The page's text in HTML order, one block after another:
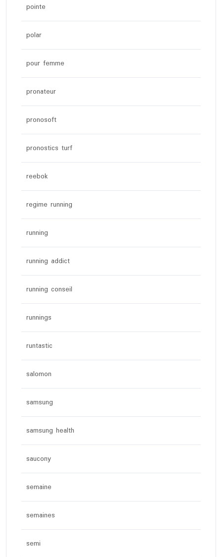
pointe
polar
pour femme
pronateur
pronosoft
pronostics turf
reebok
regime running
running
running addict
running conseil
runnings
runtastic
salomon
samsung
samsung health
saucony
semaine
semaines
semi